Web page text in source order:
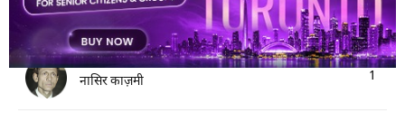
नजमा शाहीन खोसा 1
नासिर काज़मी 1